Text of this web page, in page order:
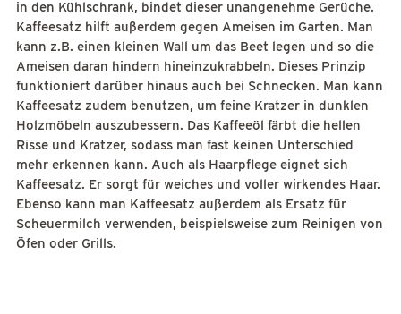
in den Kühlschrank, bindet dieser unangenehme Gerüche.
Kaffeesatz hilft außerdem gegen Ameisen im Garten. Man
kann z.B. einen kleinen Wall um das Beet legen und so die
Ameisen daran hindern hineinzukrabbeln. Dieses Prinzip
funktioniert darüber hinaus auch bei Schnecken. Man kann
Kaffeesatz zudem benutzen, um feine Kratzer in dunklen
Holzmöbeln auszubessern. Das Kaffeeöl färbt die hellen
Risse und Kratzer, sodass man fast keinen Unterschied
mehr erkennen kann. Auch als Haarpflege eignet sich
Kaffeesatz. Er sorgt für weiches und voller wirkendes Haar.
Ebenso kann man Kaffeesatz außerdem als Ersatz für
Scheuermilch verwenden, beispielsweise zum Reinigen von
Öfen oder Grills.